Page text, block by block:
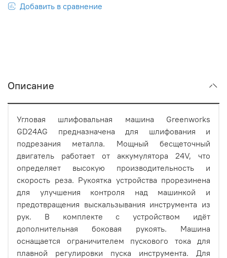
Добавить в сравнение
Описание
Угловая шлифовальная машина Greenworks
GD24AG предназначена для шлифования и
подрезания металла. Мощный бесщеточный
двигатель работает от аккумулятора 24V, что
определяет высокую производительность и
скорость реза. Рукоятка устройства прорезинена
для улучшения контроля над машинкой и
предотвращения выскальзывания инструмента из
рук. В комплекте с устройством идёт
дополнительная боковая рукоять. Машина
оснащается ограничителем пускового тока для
плавной регулировки пуска инструмента. Для